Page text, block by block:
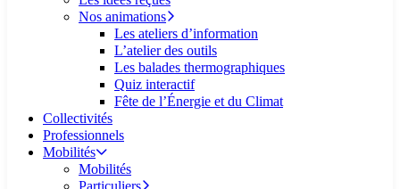
Nos animations
Les ateliers d’information
L’atelier des outils
Les balades thermographiques
Quiz interactif
Fête de l’Énergie et du Climat
Collectivités
Professionnels
Mobilités
Mobilités
Particuliers